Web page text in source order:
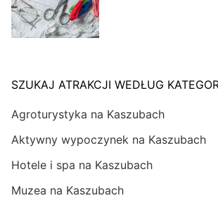
SZUKAJ ATRAKCJI WEDŁUG
Agroturystyka na Kaszubach
Aktywny wypoczynek na Kaszubach
Hotele i spa na Kaszubach
Muzea na Kaszubach